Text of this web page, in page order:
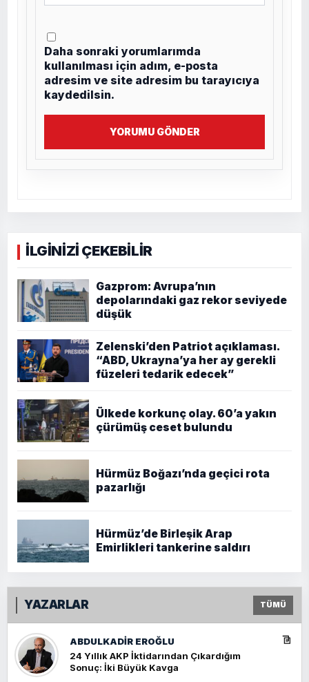
Daha sonraki yorumlarımda
kullanılması için adım, e-posta
adresim ve site adresim bu tarayıcıya
kaydedilsin.
YORUMU GÖNDER
İLGİNİZİ ÇEKEBİLİR
Gazprom: Avrupa’nın
depolarındaki gaz rekor seviyede
düşük
Zelenski’den Patriot açıklaması.
“ABD, Ukrayna’ya her ay gerekli
füzeleri tedarik edecek”
Ülkede korkunç olay. 60’a yakın
çürümüş ceset bulundu
Hürmüz Boğazı’nda geçici rota
pazarlığı
Hürmüz’de Birleşik Arap
Emirlikleri tankerine saldırı
YAZARLAR TÜMÜ
ABDULKADIR EROĞLU
24 Yıllık AKP İktidarından Çıkardığım
Sonuç: İki Büyük Kavga